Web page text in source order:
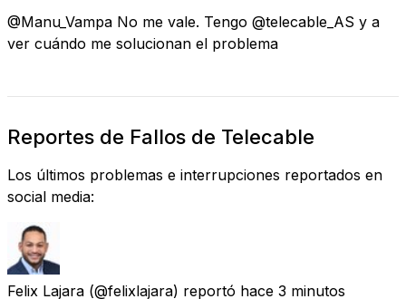
@Manu_Vampa No me vale. Tengo @telecable_AS y a
ver cuándo me solucionan el problema
Reportes de Fallos de Telecable
Los últimos problemas e interrupciones reportados en
social media:
Felix Lajara (@felixlajara) reportó hace 3 minutos